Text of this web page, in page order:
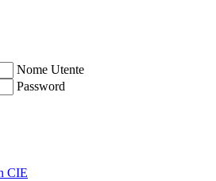
Nome Utente
Password
CIE